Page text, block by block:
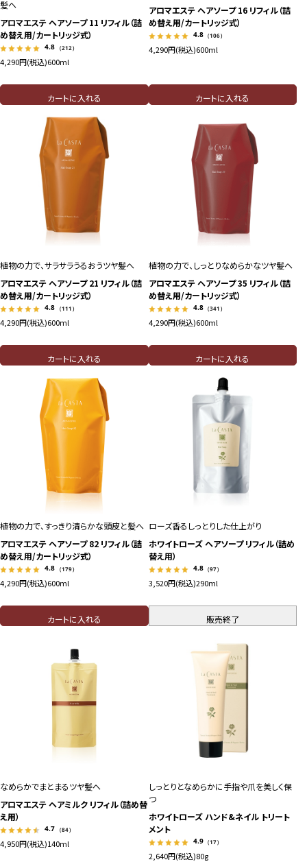
髪へ
アロマエステ ヘアソープ 11 リフィル（詰
め替え用/カートリッジ式）
4.8 （212）
4,290円(税込)600ml
カートに入れる
アロマエステ ヘアソープ 16 リフィル（詰
め替え用/カートリッジ式）
4.8 （106）
4,290円(税込)600ml
カートに入れる
植物の力で、サラサラうるおうツヤ髪へ
アロマエステ ヘアソープ 21 リフィル（詰
め替え用/カートリッジ式）
4.8 （111）
4,290円(税込)600ml
カートに入れる
植物の力で、しっとりなめらかなツヤ髪へ
アロマエステ ヘアソープ 35 リフィル（詰
め替え用/カートリッジ式）
4.8 （341）
4,290円(税込)600ml
カートに入れる
植物の力で、すっきり清らかな頭皮と髪へ
アロマエステ ヘアソープ 82 リフィル（詰
め替え用/カートリッジ式）
4.8 （179）
4,290円(税込)600ml
カートに入れる
ローズ香るしっとりした仕上がり
ホワイトローズ ヘアソープ リフィル（詰め
替え用）
4.8 （97）
3,520円(税込)290ml
販売終了
なめらかでまとまるツヤ髪へ
アロマエステ ヘアミルク リフィル（詰め替
え用）
4.7 （84）
4,950円(税込)140ml
しっとりとなめらかに手指や爪を美しく保
つ
ホワイトローズ ハンド&ネイル トリート
メント
4.9 （17）
2,640円(税込)80g